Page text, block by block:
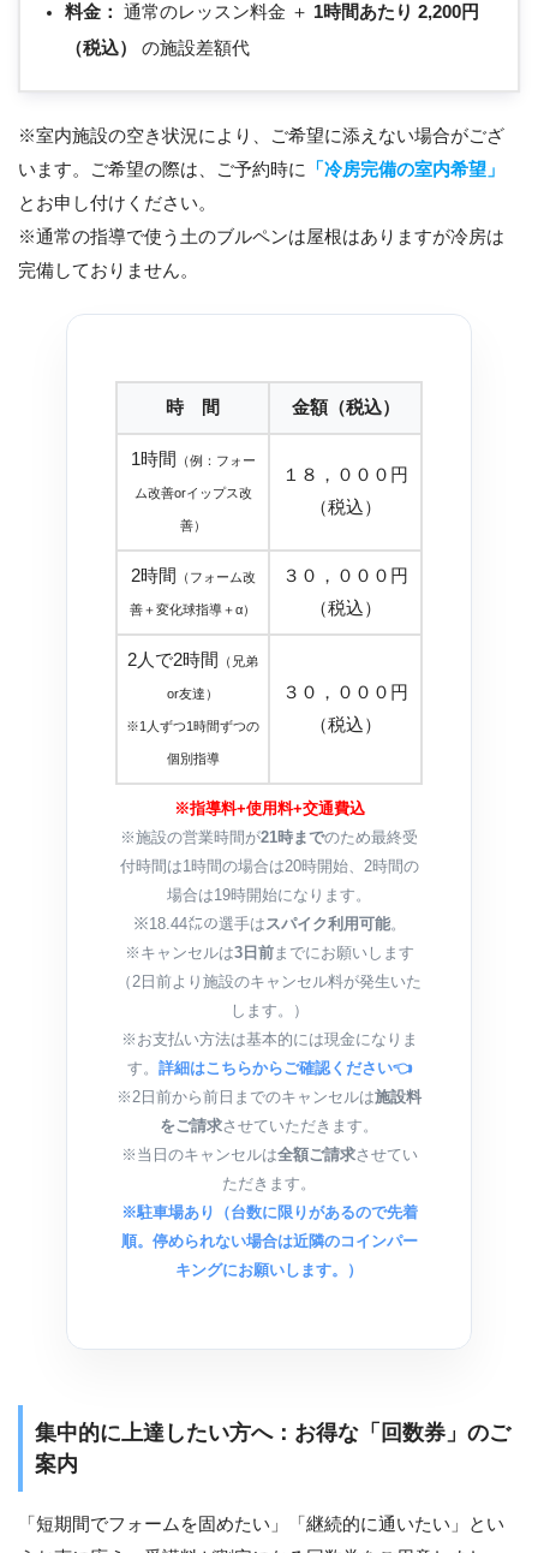
料金： 通常のレッスン料金 ＋ 1時間あたり 2,200円
（税込）
の施設差額代
※室内施設の空き状況により、ご希望に添えない場合がござ
います。ご希望の際は、ご予約時に
「冷房完備の室内希望」
とお申し付けください。
※通常の指導で使う土のブルペンは屋根はありますが冷房は
完備しておりません。
時 間 金額（税込）
1時間 （例：フォー
ム改善orイップス改
善）
１８，０００円
（税込）
2時間 （フォーム改
善＋変化球指導＋α）
３０，０００円
（税込）
2人で2時間 （兄弟
or友達）
※1人ずつ1時間ずつの
個別指導
３０，０００円
（税込）
※指導料+使用料+交通費込
※施設の営業時間が21時までのため最終受
付時間は1時間の場合は20時開始、2時間の
場合は19時開始になります。
※18.44㍍の選手は スパイク利用可能。
※キャンセルは3日前までにお願いします
（2日前より施設のキャンセル料が発生いた
します。）
※お支払い方法は基本的には現金になりま
す。 詳細はこちらからご確認ください👈
※2日前から前日までのキャンセルは施設料
をご請求させていただきます。
※当日のキャンセルは全額ご請求させてい
ただきます。
※駐車場あり（台数に限りがあるので先着
順。停められない場合は近隣のコインパー
キングにお願いします。）
集中的に上達したい方へ：お得な「回数券」のご
案内
「短期間でフォームを固めたい」「継続的に通いたい」とい